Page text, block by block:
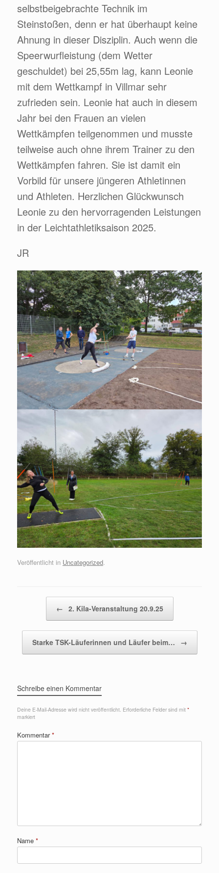
selbstbeigebrachte Technik im
Steinstoßen, denn er hat überhaupt keine
Ahnung in dieser Disziplin. Auch wenn die
Speerwurfleistung (dem Wetter
geschuldet) bei 25,55m lag, kann Leonie
mit dem Wettkampf in Villmar sehr
zufrieden sein. Leonie hat auch in diesem
Jahr bei den Frauen an vielen
Wettkämpfen teilgenommen und musste
teilweise auch ohne ihrem Trainer zu den
Wettkämpfen fahren. Sie ist damit ein
Vorbild für unsere jüngeren Athletinnen
und Athleten. Herzlichen Glückwunsch
Leonie zu den hervorragenden Leistungen
in der Leichtathletiksaison 2025.
JR
Veröffentlicht in Uncategorized.
← 2. Kila-Veranstaltung 20.9.25
Starke TSK-Läuferinnen und Läufer beim… →
Schreibe einen Kommentar
Deine E-Mail-Adresse wird nicht veröffentlicht. Erforderliche Felder sind mit *
markiert
Kommentar*
Name *